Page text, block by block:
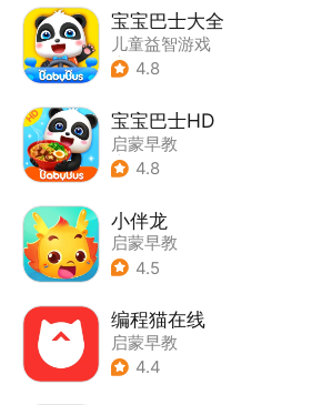
宝宝巴士大全
儿童益智游戏
| 启蒙早教
4.8
宝宝巴士HD
启蒙早教
| 儿童益智游戏
4.8
小伴龙
启蒙早教
4.5
编程猫在线
启蒙早教
4.4